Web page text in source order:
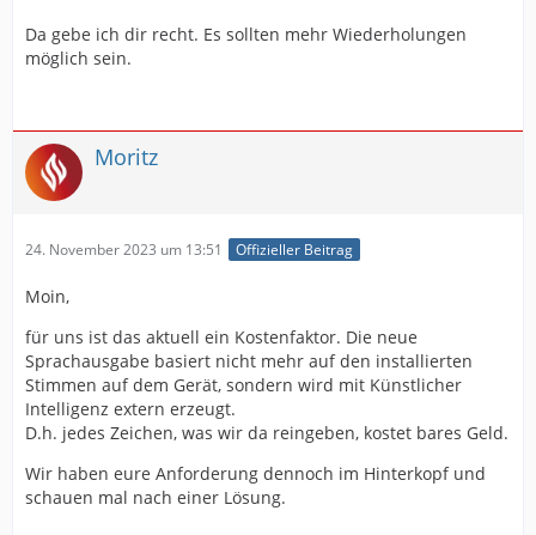
Da gebe ich dir recht. Es sollten mehr Wiederholungen
möglich sein.
Moritz
24. November 2023 um 13:51 Offizieller Beitrag
Moin,
für uns ist das aktuell ein Kostenfaktor. Die neue
Sprachausgabe basiert nicht mehr auf den installierten
Stimmen auf dem Gerät, sondern wird mit Künstlicher
Intelligenz extern erzeugt.
D.h. jedes Zeichen, was wir da reingeben, kostet bares Geld.
Wir haben eure Anforderung dennoch im Hinterkopf und
schauen mal nach einer Lösung.